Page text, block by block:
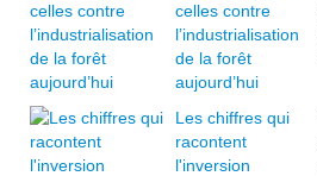
celles contre
l’industrialisation
de la forêt
aujourd’hui
Les chiffres qui
racontent
l'inversion